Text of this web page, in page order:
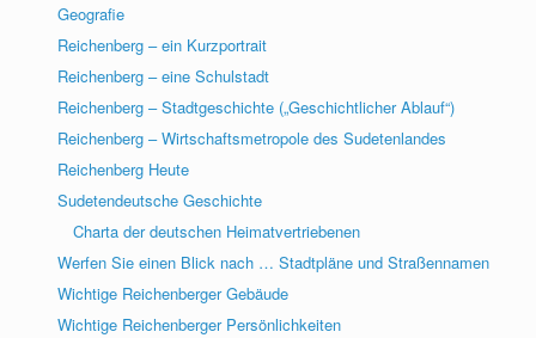
Geografie
Reichenberg – ein Kurzportrait
Reichenberg – eine Schulstadt
Reichenberg – Stadtgeschichte („Geschichtlicher Ablauf“)
Reichenberg – Wirtschaftsmetropole des Sudetenlandes
Reichenberg Heute
Sudetendeutsche Geschichte
Charta der deutschen Heimatvertriebenen
Werfen Sie einen Blick nach … Stadtpläne und Straßennamen
Wichtige Reichenberger Gebäude
Wichtige Reichenberger Persönlichkeiten